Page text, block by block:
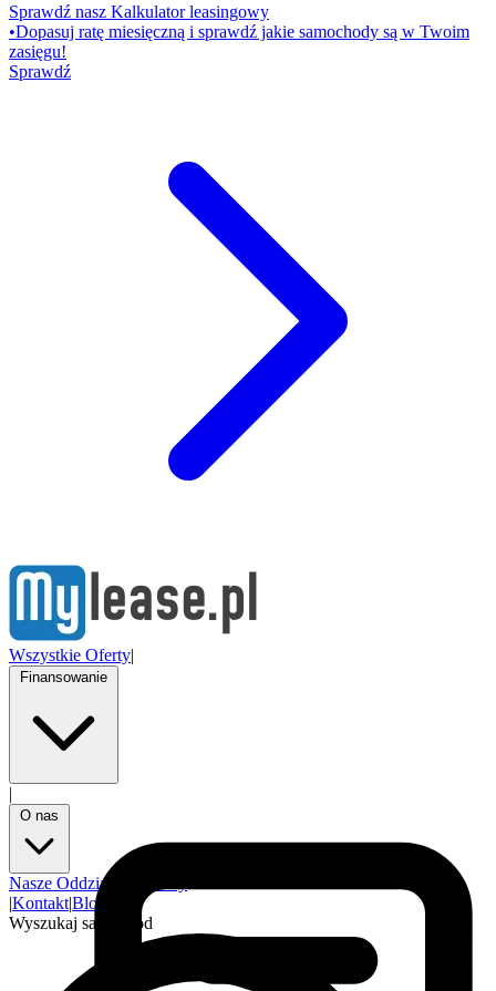
Sprawdź nasz Kalkulator leasingowy
•Dopasuj ratę miesięczną i sprawdź jakie samochody są w Twoim
zasięgu!
Sprawdź
Wszystkie Oferty|
|
Nasze Oddziały
|Kontakt|Blog
Wyszukaj samochód